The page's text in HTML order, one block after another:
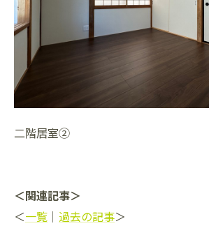
二階居室②
＜関連記事＞
＜一覧 ｜ 過去の記事＞